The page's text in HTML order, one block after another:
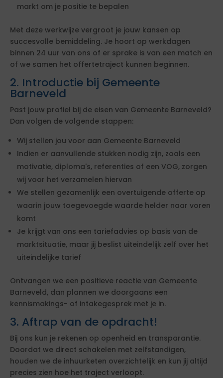
markt om je positie te bepalen
Met deze werkwijze vergroot je jouw kansen op
succesvolle bemiddeling. Je hoort op werkdagen
binnen 24 uur van ons of er sprake is van een match en
of we samen het offertetraject kunnen beginnen.
2. Introductie bij Gemeente
Barneveld
Past jouw profiel bij de eisen van Gemeente Barneveld?
Dan volgen de volgende stappen:
Wij stellen jou voor aan Gemeente Barneveld
Indien er aanvullende stukken nodig zijn, zoals een
motivatie, diploma's, referenties of een VOG, zorgen
wij voor het verzamelen hiervan
We stellen gezamenlijk een overtuigende offerte op
waarin jouw toegevoegde waarde helder naar voren
komt
Je krijgt van ons een tariefadvies op basis van de
marktsituatie, maar jij beslist uiteindelijk zelf over het
uiteindelijke tarief
Ontvangen we een positieve reactie van Gemeente
Barneveld, dan plannen we doorgaans een
kennismakings- of intakegesprek met je in.
3. Aftrap van de opdracht!
Bij ons kun je rekenen op openheid en transparantie.
Doordat we direct schakelen met zelfstandigen,
houden we de inhuurketen overzichtelijk en kun jij altijd
precies zien hoe het traject verloopt.